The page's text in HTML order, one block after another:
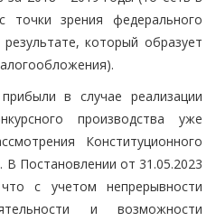
точки зрения федерального
который образует
в случае реализации
производства уже
Конституционного
В Постановлении от 31.05.2023
с учетом непрерывности
и возможности